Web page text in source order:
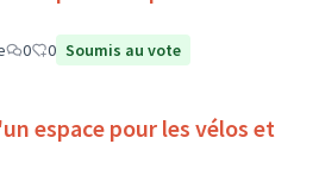
0 0 Soumis au vote
espace pour les vélos et